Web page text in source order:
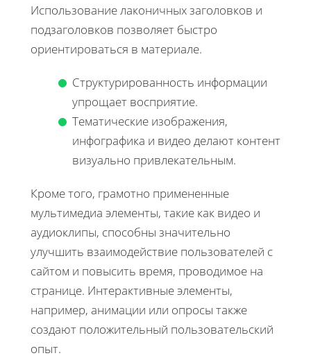
Использование лаконичных заголовков и
подзаголовков позволяет быстро
ориентироваться в материале.
Структурированность информации
упрощает восприятие.
Тематические изображения,
инфографика и видео делают контент
визуально привлекательным.
Кроме того, грамотно примененные
мультимедиа элементы, такие как видео и
аудиоклипы, способны значительно
улучшить взаимодействие пользователей с
сайтом и повысить время, проводимое на
странице. Интерактивные элементы,
например, анимации или опросы также
создают положительный пользовательский
опыт.